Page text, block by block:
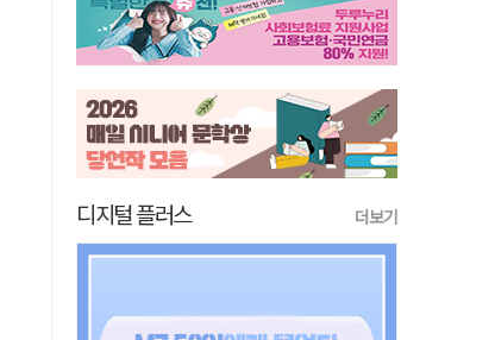
디지털 플러스 더보기